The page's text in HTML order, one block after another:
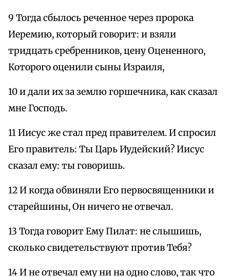
9 Тогда сбылось реченное через пророка
Иеремию, который говорит: и взяли
тридцать сребренников, цену Оцененного,
Которого оценили сыны Израиля,
10 и дали их за землю горшечника, как сказал
мне Господь.
11 Иисус же стал пред правителем. И спросил
Его правитель: Ты Царь Иудейский? Иисус
сказал ему: ты говоришь.
12 И когда обвиняли Его первосвященники и
старейшины, Он ничего не отвечал.
13 Тогда говорит Ему Пилат: не слышишь,
сколько свидетельствуют против Тебя?
14 И не отвечал ему ни на одно слово, так что